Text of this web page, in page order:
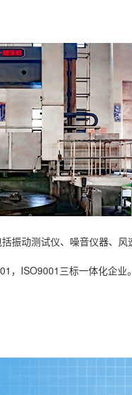
振动测试仪、噪音仪器、
，ISO9001三标一体化企